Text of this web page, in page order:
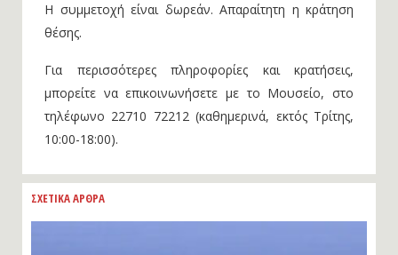
Η συμμετοχή είναι δωρεάν. Απαραίτητη η κράτηση
θέσης.
Για περισσότερες πληροφορίες και κρατήσεις,
μπορείτε να επικοινωνήσετε με το Μουσείο, στο
τηλέφωνο 22710 72212 (καθημερινά, εκτός Τρίτης,
10:00-18:00).
ΣΧΕΤΙΚΑ ΑΡΘΡΑ